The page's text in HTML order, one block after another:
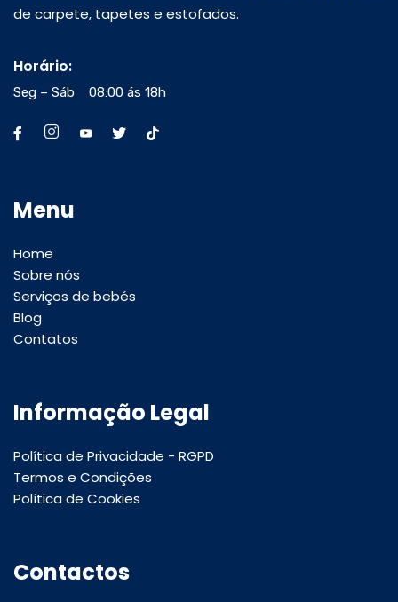
de carpete, tapetes e estofados.
Horário:
Seg – Sáb 08:00 ás 18h
Menu
Home
Sobre nós
Serviços de bebés
Blog
Contatos
Informação Legal
Política de Privacidade - RGPD
Termos e Condições
Política de Cookies
Contactos